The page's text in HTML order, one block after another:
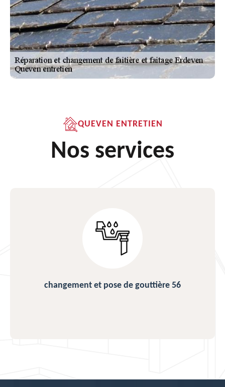
QUEVEN ENTRETIEN
Nos services
changement et pose de gouttière 56